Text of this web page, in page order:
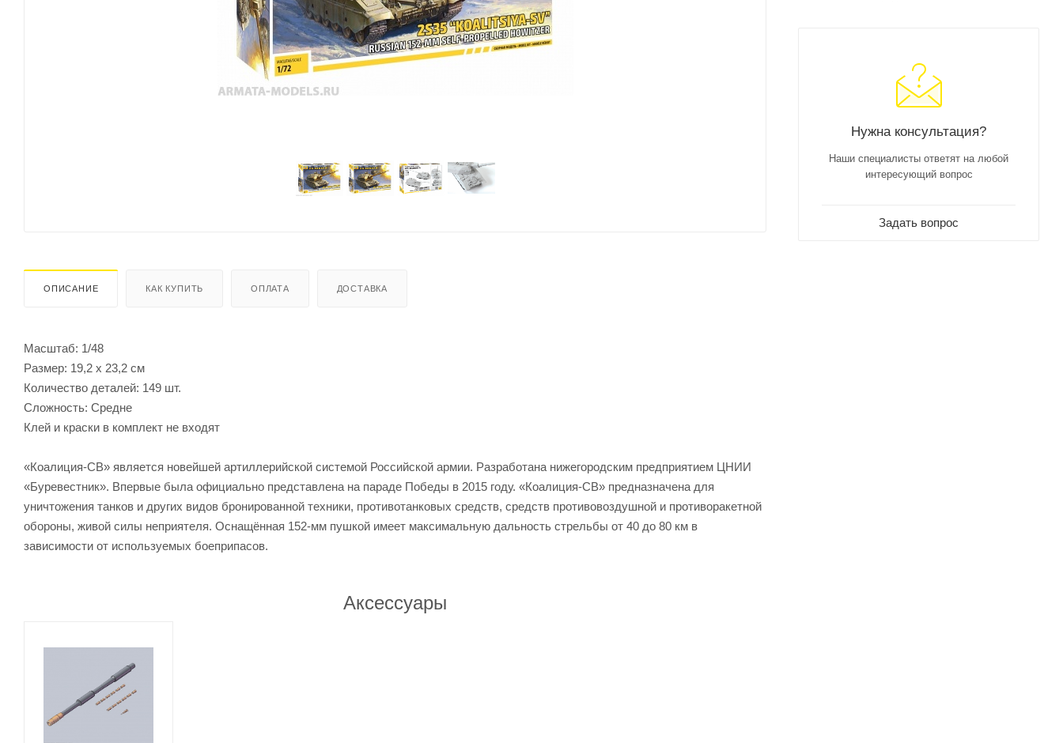
ОПИСАНИЕ КАК КУПИТЬ ОПЛАТА ДОСТАВКА
Масштаб: 1/48
Размер: 19,2 х 23,2 см
Количество деталей: 149 шт.
Сложность: Средне
Клей и краски в комплект не входят
«Коалиция-СВ» является новейшей артиллерийской системой Российской армии. Разработана нижегородским предприятием ЦНИИ
«Буревестник». Впервые была официально представлена на параде Победы в 2015 году. «Коалиция-СВ» предназначена для
уничтожения танков и других видов бронированной техники, противотанковых средств, средств противовоздушной и противоракетной
обороны, живой силы неприятеля. Оснащённая 152-мм пушкой имеет максимальную дальность стрельбы от 40 до 80 км в
зависимости от используемых боеприпасов.
Аксессуары
Нужна консультация?
Наши специалисты ответят на любой
интересующий вопрос
Задать вопрос